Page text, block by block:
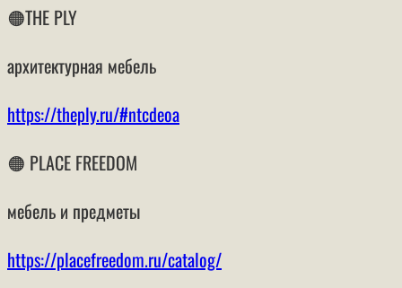
🟠THE PLY
архитектурная мебель
https://theply.ru/#ntcdeoa
🟠 PLACE FREEDOM
мебель и предметы
https://placefreedom.ru/catalog/